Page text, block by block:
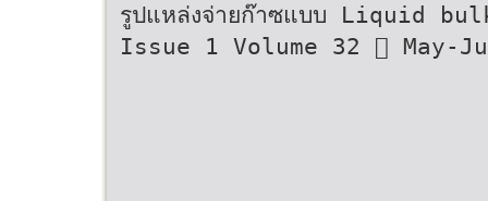
รูปแหล่งจ่ายก๊าซแบบ Liquid
Issue 1 Volume 32  May-